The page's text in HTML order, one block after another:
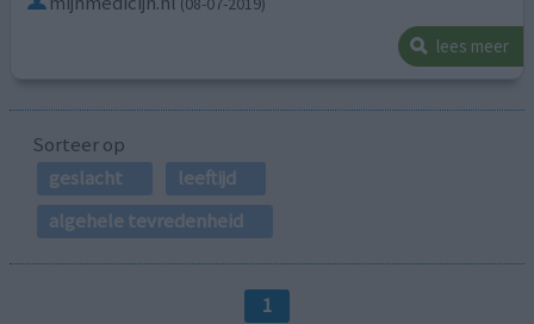
lees meer
Sorteer op
geslacht
leeftijd
algehele tevredenheid
1